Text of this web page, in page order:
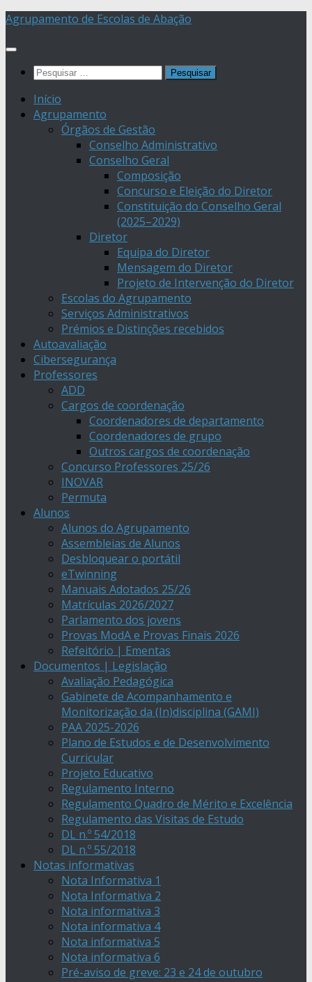
Skip
content
Agrupamento de Escolas de Abação
Pesquisar
Início
Agrupamento
Órgãos de Gestão
Conselho Administrativo
Conselho Geral
Composição
Concurso e Eleição do Diretor
Constituição do Conselho Geral
(2025–2029)
Diretor
Equipa do Diretor
Mensagem do Diretor
Projeto de Intervenção do Diretor
Escolas do Agrupamento
Serviços Administrativos
Prémios e Distinções recebidos
Autoavaliação
Cibersegurança
Professores
ADD
Cargos de coordenação
Coordenadores de departamento
Coordenadores de grupo
Outros cargos de coordenação
Concurso Professores 25/26
INOVAR
Permuta
Alunos
Alunos do Agrupamento
Assembleias de Alunos
Desbloquear o portátil
eTwinning
Manuais Adotados 25/26
Matrículas 2026/2027
Parlamento dos jovens
Provas ModA e Provas Finais 2026
Refeitório | Ementas
Documentos | Legislação
Avaliação Pedagógica
Gabinete de Acompanhamento e
Monitorização da (In)disciplina (GAMI)
PAA 2025-2026
Plano de Estudos e de Desenvolvimento
Curricular
Projeto Educativo
Regulamento Interno
Regulamento Quadro de Mérito e Excelência
Regulamento das Visitas de Estudo
DL n.º 54/2018
DL n.º 55/2018
Notas informativas
Nota Informativa 1
Nota Informativa 2
Nota informativa 3
Nota informativa 4
Nota informativa 5
Nota informativa 6
Pré-aviso de greve: 23 e 24 de outubro